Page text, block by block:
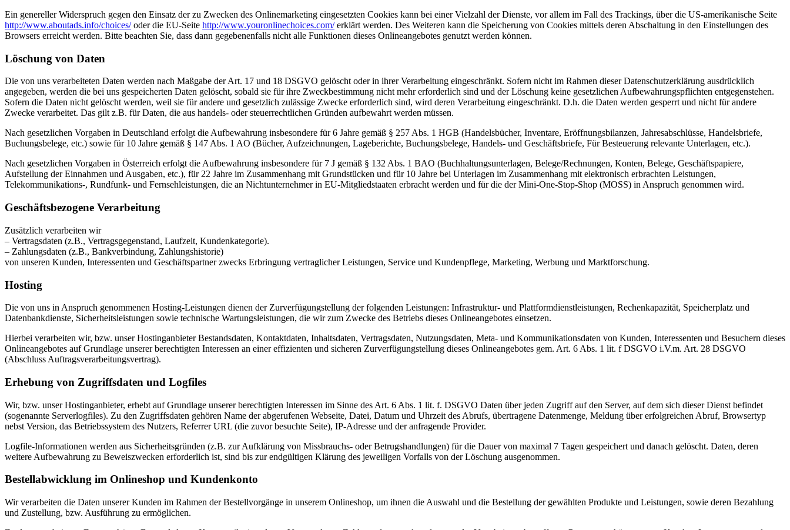
Ein genereller Widerspruch gegen den Einsatz der zu Zwecken des Onlinemarketing eingesetzten Cookies kann bei einer Vielzahl der Dienste, vor allem im Fall des Trackings, über die US-amerikanische Seite
http://www.aboutads.info/choices/oder die EU-Seite http://www.youronlinechoices.com/erklärt werden. Des Weiteren kann die Speicherung von Cookies mittels deren Abschaltung in den Einstellungen des
Browsers erreicht werden. Bitte beachten Sie, dass dann gegebenenfalls nicht alle Funktionen dieses Onlineangebotes genutzt werden können.
Löschung von Daten
Die von uns verarbeiteten Daten werden nach Maßgabe der Art. 17 und 18 DSGVO gelöscht oder in ihrer Verarbeitung eingeschränkt. Sofern nicht im Rahmen dieser Datenschutzerklärung ausdrücklich
angegeben, werden die bei uns gespeicherten Daten gelöscht, sobald sie für ihre Zweckbestimmung nicht mehr erforderlich sind und der Löschung keine gesetzlichen Aufbewahrungspflichten entgegenstehen.
Sofern die Daten nicht gelöscht werden, weil sie für andere und gesetzlich zulässige Zwecke erforderlich sind, wird deren Verarbeitung eingeschränkt. D.h. die Daten werden gesperrt und nicht für andere
Zwecke verarbeitet. Das gilt z.B. für Daten, die aus handels- oder steuerrechtlichen Gründen aufbewahrt werden müssen.
Nach gesetzlichen Vorgaben in Deutschland erfolgt die Aufbewahrung insbesondere für 6 Jahre gemäß § 257 Abs. 1 HGB (Handelsbücher, Inventare, Eröffnungsbilanzen, Jahresabschlüsse, Handelsbriefe,
Buchungsbelege, etc.) sowie für 10 Jahre gemäß § 147 Abs. 1 AO (Bücher, Aufzeichnungen, Lageberichte, Buchungsbelege, Handels- und Geschäftsbriefe, Für Besteuerung relevante Unterlagen, etc.).
Nach gesetzlichen Vorgaben in Österreich erfolgt die Aufbewahrung insbesondere für 7 J gemäß § 132 Abs. 1 BAO (Buchhaltungsunterlagen, Belege/Rechnungen, Konten, Belege, Geschäftspapiere,
Aufstellung der Einnahmen und Ausgaben, etc.), für 22 Jahre im Zusammenhang mit Grundstücken und für 10 Jahre bei Unterlagen im Zusammenhang mit elektronisch erbrachten Leistungen,
Telekommunikations-, Rundfunk- und Fernsehleistungen, die an Nichtunternehmer in EU-Mitgliedstaaten erbracht werden und für die der Mini-One-Stop-Shop (MOSS) in Anspruch genommen wird.
Geschäftsbezogene Verarbeitung
Zusätzlich verarbeiten wir
– Vertragsdaten (z.B., Vertragsgegenstand, Laufzeit, Kundenkategorie).
– Zahlungsdaten (z.B., Bankverbindung, Zahlungshistorie)
von unseren Kunden, Interessenten und Geschäftspartner zwecks Erbringung vertraglicher Leistungen, Service und Kundenpflege, Marketing, Werbung und Marktforschung.
Hosting
Die von uns in Anspruch genommenen Hosting-Leistungen dienen der Zurverfügungstellung der folgenden Leistungen: Infrastruktur- und Plattformdienstleistungen, Rechenkapazität, Speicherplatz und
Datenbankdienste, Sicherheitsleistungen sowie technische Wartungsleistungen, die wir zum Zwecke des Betriebs dieses Onlineangebotes einsetzen.
Hierbei verarbeiten wir, bzw. unser Hostinganbieter Bestandsdaten, Kontaktdaten, Inhaltsdaten, Vertragsdaten, Nutzungsdaten, Meta- und Kommunikationsdaten von Kunden, Interessenten und Besuchern dieses
Onlineangebotes auf Grundlage unserer berechtigten Interessen an einer effizienten und sicheren Zurverfügungstellung dieses Onlineangebotes gem. Art. 6 Abs. 1 lit. f DSGVO i.V.m. Art. 28 DSGVO
(Abschluss Auftragsverarbeitungsvertrag).
Erhebung von Zugriffsdaten und Logfiles
Wir, bzw. unser Hostinganbieter, erhebt auf Grundlage unserer berechtigten Interessen im Sinne des Art. 6 Abs. 1 lit. f. DSGVO Daten über jeden Zugriff auf den Server, auf dem sich dieser Dienst befindet
(sogenannte Serverlogfiles). Zu den Zugriffsdaten gehören Name der abgerufenen Webseite, Datei, Datum und Uhrzeit des Abrufs, übertragene Datenmenge, Meldung über erfolgreichen Abruf, Browsertyp
nebst Version, das Betriebssystem des Nutzers, Referrer URL (die zuvor besuchte Seite), IP-Adresse und der anfragende Provider.
Logfile-Informationen werden aus Sicherheitsgründen (z.B. zur Aufklärung von Missbrauchs- oder Betrugshandlungen) für die Dauer von maximal 7 Tagen gespeichert und danach gelöscht. Daten, deren
weitere Aufbewahrung zu Beweiszwecken erforderlich ist, sind bis zur endgültigen Klärung des jeweiligen Vorfalls von der Löschung ausgenommen.
Bestellabwicklung im Onlineshop und Kundenkonto
Wir verarbeiten die Daten unserer Kunden im Rahmen der Bestellvorgänge in unserem Onlineshop, um ihnen die Auswahl und die Bestellung der gewählten Produkte und Leistungen, sowie deren Bezahlung
und Zustellung, bzw. Ausführung zu ermöglichen.